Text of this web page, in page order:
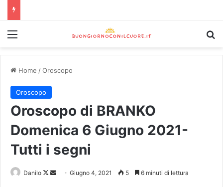
Home /Oroscopo
Oroscopo
Oroscopo di BRANKO
Domenica 6 Giugno 2021-
Tutti i segni
Danilo Giugno 4, 2021 5 6 minuti di lettura